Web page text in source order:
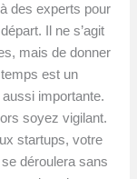
des experts pour
Il ne s’agit
mais de donner
est un
importante.
soyez vigilant.
startups, votre
déroulera sans